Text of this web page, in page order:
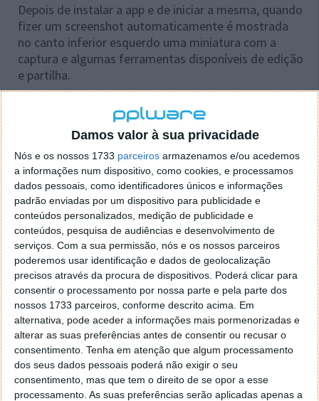
Damos valor à sua privacidade
Nós e os nossos 1733 parceiros armazenamos e/ou acedemos
a informações num dispositivo, como cookies, e processamos
dados pessoais, como identificadores únicos e informações
padrão enviadas por um dispositivo para publicidade e
conteúdos personalizados, medição de publicidade e
conteúdos, pesquisa de audiências e desenvolvimento de
serviços. Com a sua permissão, nós e os nossos parceiros
poderemos usar identificação e dados de geolocalização
precisos através da procura de dispositivos. Poderá clicar para
consentir o processamento por nossa parte e pela parte dos
nossos 1733 parceiros, conforme descrito acima. Em
alternativa, pode aceder a informações mais pormenorizadas e
alterar as suas preferências antes de consentir ou recusar o
consentimento. Tenha em atenção que algum processamento
dos seus dados pessoais poderá não exigir o seu
consentimento, mas que tem o direito de se opor a esse
processamento. As suas preferências serão aplicadas apenas a
Depois de instalar a app e de iniciar a mesma, quando
fizer um screenshot automaticamente é mostrada
no canto inferior esquerdo uma miniatura com a
captura e algumas ferramentas disponíveis de edição
e partilha.
Ao clicar na imagem esta será expandida e depois
pode descartar ou guardar essa imagem. Tenha só
atenção que, se usar outras aplicações de terceiros
para fazer as tais capturas de ecrã, esta ferramenta
não irá funcionar, basicamente ela está agregada ao
método nativo.